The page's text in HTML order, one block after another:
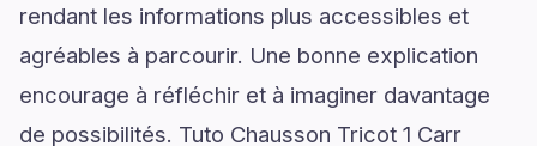
rendant les informations plus accessibles et
agréables à parcourir. Une bonne explication
encourage à réfléchir et à imaginer davantage
de possibilités. Tuto Chausson Tricot 1 Carr